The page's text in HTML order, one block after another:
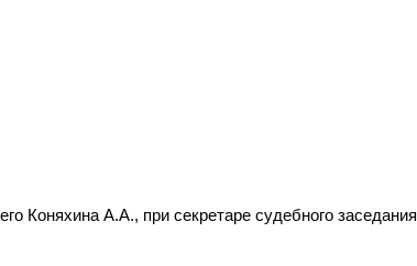
Коняхина А.А., при секретаре судебного заседания